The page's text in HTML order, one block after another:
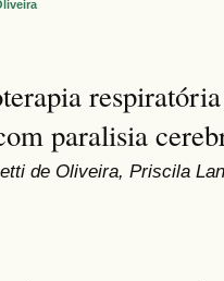
paralisia
de Oliveira, Priscila